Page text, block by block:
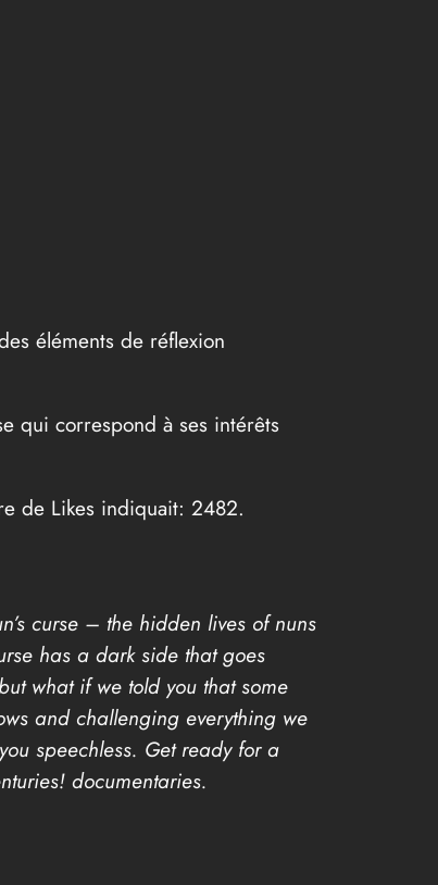
éléments de réflexion
qui correspond à ses intérêts
de Likes indiquait: 2482.
curse – the hidden lives of nuns
has a dark side that goes
what if we told you that some
and challenging everything we
speechless. Get ready for a
documentaries.